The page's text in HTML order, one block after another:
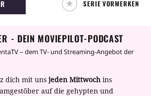
haben gerade ein asiatisches
SERIE VORMERKEN
- DEIN MOVIEPILOT-PODCAST
– dem TV- und Streaming-Angebot der
dich mit uns jeden Mittwoch ins
auf die gehypten und